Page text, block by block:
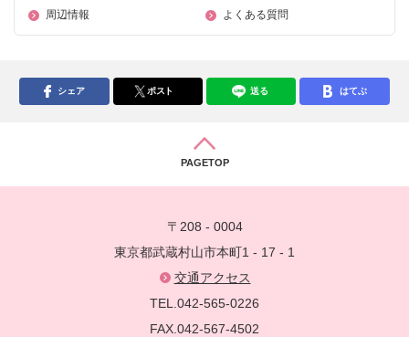
周辺情報
よくある質問
シェア ポスト 送る はてぶ
PAGETOP
〒208 - 0004
東京都武蔵村山市本町1 - 17 - 1
交通アクセス
TEL.042-565-0226
FAX.042-567-4502